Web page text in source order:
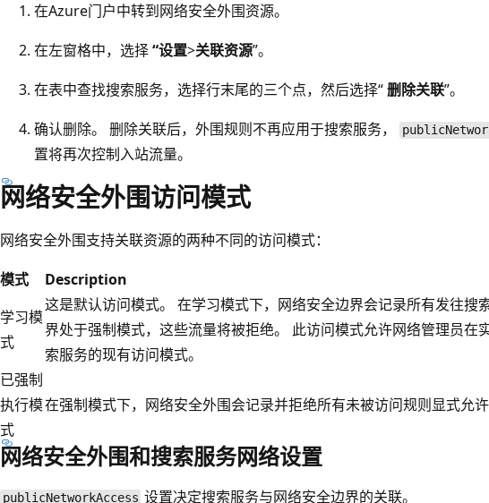
在Azure门户中转到网络安全外围资源。
在左窗格中，选择“设置>关联资源”。
在表中查找搜索服务，选择行末尾的三个点，然后选择“删除关联”。
确认删除。 删除关联后，外围规则不再应用于搜索服务，
置将再次控制入站流量。
网络安全外围访问模式
网络安全外围支持关联资源的两种不同的访问模式：
模式
Description
学习模
式
这是默认访问模式。 在学习模式下，网络安全边界会记录所有发往搜
界处于强制模式，这些流量将被拒绝。 此访问模式允许网络管理员在
索服务的现有访问模式。
已强制
执行模
式
在强制模式下，网络安全外围会记录并拒绝所有未被访问规则显式允许
网络安全外围和搜索服务网络设置
publicNetworkAccess 设置决定搜索服务与网络安全边界的关联。